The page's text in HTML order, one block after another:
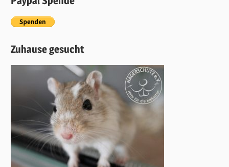
Zuhause gesucht